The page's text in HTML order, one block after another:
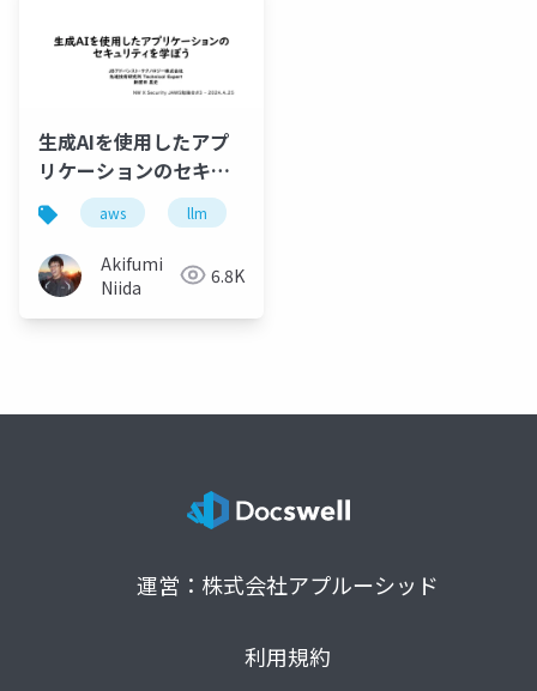
生成AIを使用したアプ
リケーションのセキュ
リティを学ぼう
aws llm
Akifumi
Niida
6.8K
運営：株式会社アプルーシッド
利用規約